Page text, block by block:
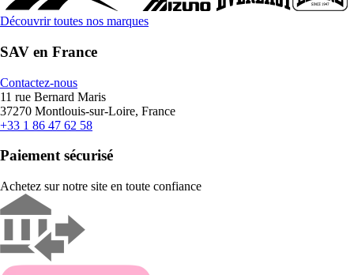
Découvrir toutes nos marques
SAV en France
Contactez-nous
11 rue Bernard Maris
37270 Montlouis-sur-Loire, France
+33 1 86 47 62 58
Paiement sécurisé
Achetez sur notre site en toute confiance